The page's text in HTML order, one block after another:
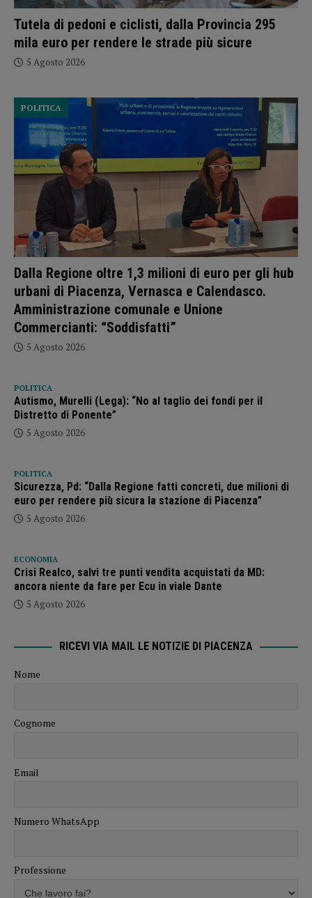
Tutela di pedoni e ciclisti, dalla Provincia 295
mila euro per rendere le strade più sicure
5 Agosto 2026
Dalla Regione oltre 1,3 milioni di euro per gli hub
urbani di Piacenza, Vernasca e Calendasco.
Amministrazione comunale e Unione
Commercianti: “Soddisfatti”
POLITICA
5 Agosto 2026
POLITICA
Autismo, Murelli (Lega): “No al taglio dei fondi per il
Distretto di Ponente”
5 Agosto 2026
POLITICA
Sicurezza, Pd: “Dalla Regione fatti concreti, due milioni di
euro per rendere più sicura la stazione di Piacenza”
5 Agosto 2026
ECONOMIA
Crisi Realco, salvi tre punti vendita acquistati da MD:
ancora niente da fare per Ecu in viale Dante
5 Agosto 2026
RICEVI VIA MAIL LE NOTIZIE DI PIACENZA
Nome
Cognome
Email
Numero WhatsApp
Professione